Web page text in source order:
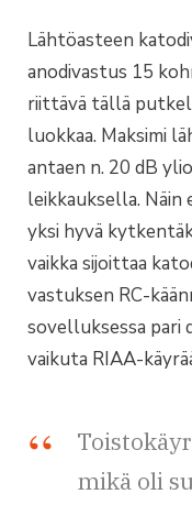
Lähtöasteen
anodivastus 15
riittävä tällä
luokkaa. Maksimi
antaen n. 20 dB
leikkauksella. Näin
yksi hyvä
vaikka sijoittaa
vastuksen RC-
sovelluksessa pari
vaikuta RIAA-
mikä oli